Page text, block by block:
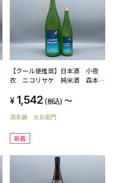
【クール便推奨】日本酒 小夜
衣 ニコリサケ 純米酒 森本酒
1,542 (税込) ～
酒本舗 太右衛門
新着